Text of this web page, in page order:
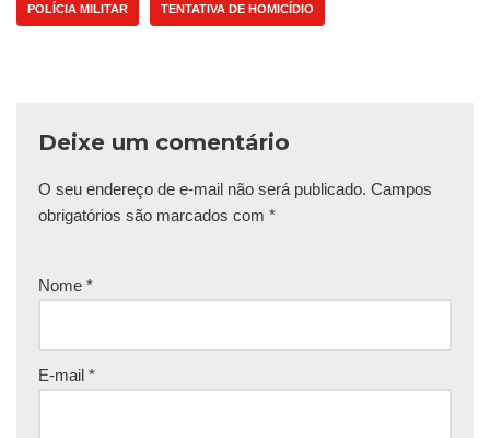
POLÍCIA MILITAR TENTATIVA DE HOMICÍDIO
Deixe um comentário
O seu endereço de e-mail não será publicado. Campos
obrigatórios são marcados com *
Nome *
E-mail *